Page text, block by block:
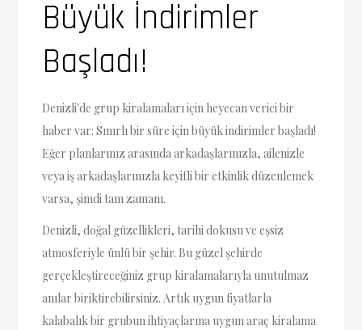
Büyük İndirimler
Başladı!
Denizli'de grup kiralamaları için heyecan verici bir
haber var: Sınırlı bir süre için büyük indirimler başladı!
Eğer planlarınız arasında arkadaşlarınızla, ailenizle
veya iş arkadaşlarınızla keyifli bir etkinlik düzenlemek
varsa, şimdi tam zamanı.
Denizli, doğal güzellikleri, tarihi dokusu ve eşsiz
atmosferiyle ünlü bir şehir. Bu güzel şehirde
gerçekleştireceğiniz grup kiralamalarıyla unutulmaz
anılar biriktirebilirsiniz. Artık uygun fiyatlarla
kalabalık bir grubun ihtiyaçlarına uygun araç kiralama